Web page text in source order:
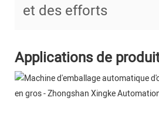
et des efforts
Applications de